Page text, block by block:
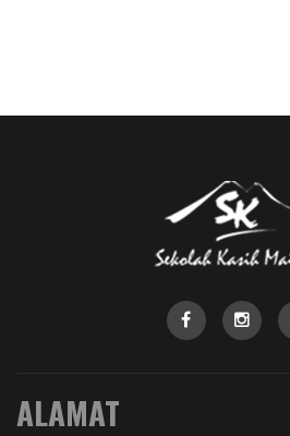
ALAMAT